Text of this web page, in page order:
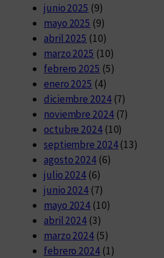
junio 2025 (9)
mayo 2025 (9)
abril 2025 (10)
marzo 2025 (10)
febrero 2025 (5)
enero 2025 (4)
diciembre 2024(7)
noviembre 2024(7)
octubre 2024(10)
septiembre 2024(13)
agosto 2024(6)
julio 2024 (6)
junio 2024 (7)
mayo 2024 (10)
abril 2024 (3)
marzo 2024 (5)
febrero 2024(1)